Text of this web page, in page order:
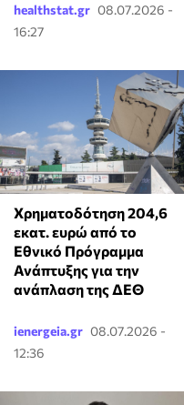
healthstat.gr 08.07.2026 -
16:27
Χρηματοδότηση 204,6
εκατ. ευρώ από το
Εθνικό Πρόγραμμα
Ανάπτυξης για την
ανάπλαση της ΔΕΘ
ienergeia.gr 08.07.2026 -
12:36